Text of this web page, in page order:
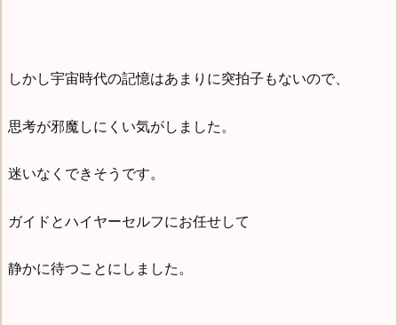
しかし宇宙時代の記憶はあまりに突拍子もないので、
思考が邪魔しにくい気がしました。
迷いなくできそうです。
ガイドとハイヤーセルフにお任せして
静かに待つことにしました。